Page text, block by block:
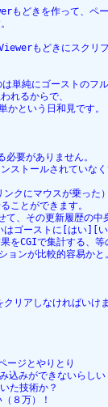
もどきを作って、ペ
もどきにスクリ
単純にゴーストのフル
れるからで、
かという日和見です。
要がありません。
ストールされていなく
クにマウスが乗った
ことができます。
て、その更新履歴の中
はゴーストに[はい][
をCGIで集計する、等
ョンが比較的容易かと。
リアしなければいけま
ジとやりとり
込みができないらしい
た技術か？
８万）！